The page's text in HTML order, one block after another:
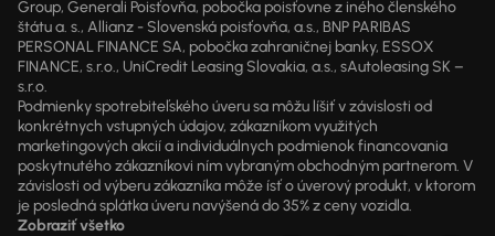
Group, Generali Poisťovňa, pobočka poisťovne z iného členského
štátu a. s., Allianz - Slovenská poisťovňa, a.s., BNP PARIBAS
PERSONAL FINANCE SA, pobočka zahraničnej banky, ESSOX
FINANCE, s.r.o., UniCredit Leasing Slovakia, a.s., sAutoleasing SK –
s.r.o.
Podmienky spotrebiteľského úveru sa môžu líšiť v závislosti od
konkrétnych vstupných údajov, zákazníkom využitých
marketingových akcií a individuálnych podmienok financovania
poskytnutého zákazníkovi ním vybraným obchodným partnerom. V
závislosti od výberu zákazníka môže ísť o úverový produkt, v ktorom
je posledná splátka úveru navýšená do 35% z ceny vozidla.
Zobraziť všetko